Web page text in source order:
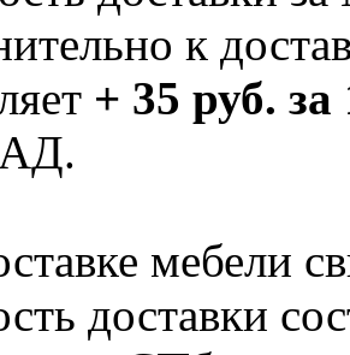
к
+ 35 руб.
мебели
доставки